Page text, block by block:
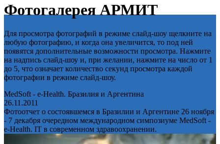
Фотогалерея АРМИТ
Для просмотра фотографий в режиме слайд-шоу щелкните на
любую фотографию, и когда она увеличится, то под ней
появятся дополнительные возможности просмотра. Нажмите
на надпись слайд-шоу и, при желании, нажмите на число от 1
до 5, что означает количество секунд просмотра каждой
фотографии в режиме слайд-шоу.
MedSoft - e-Health. Бразилия и Аргентина
26.11.2011
Фотоотчет о состоявшемся в Бразилии и Аргентине 26 ноября
- 7 декабря очередном международном симпозиуме MedSoft -
e-Health. IT в современном здравоохранении.